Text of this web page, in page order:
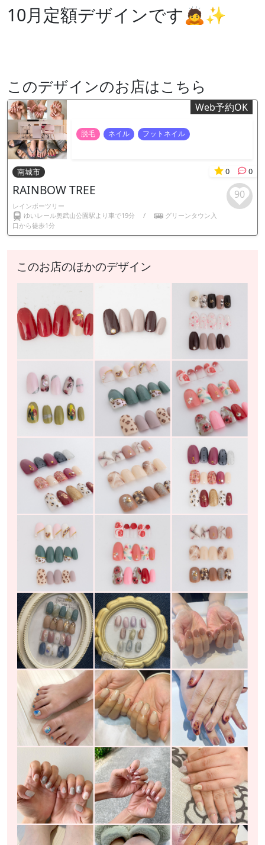
10月定額デザインです🙇✨
このデザインのお店はこちら
Web予約OK
脱毛 ネイル フットネイル
南城市 0 0
RAINBOW TREE
レインボーツリー
ゆいレール奥武山公園駅より車で19分
/
グリーンタウン入
口から徒歩1分
90
このお店のほかのデザイン